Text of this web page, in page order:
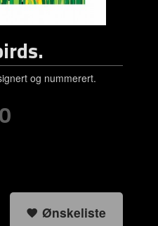
og nummerert.
Ønskeliste